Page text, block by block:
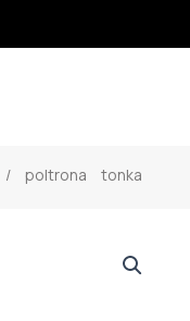
/ poltrona tonka